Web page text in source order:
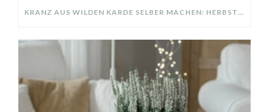
KRANZ AUS WILDEN KARDE SELBER MACHEN: HERBSTDEKO GANZ EINFACH